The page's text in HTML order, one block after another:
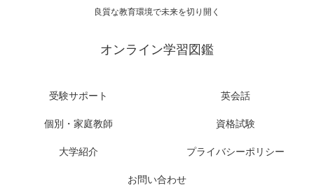
良質な教育環境で未来を切り開く
オンライン学習図鑑
受験サポート 英会話
個別・家庭教師 資格試験
大学紹介 プライバシーポリシー
お問い合わせ